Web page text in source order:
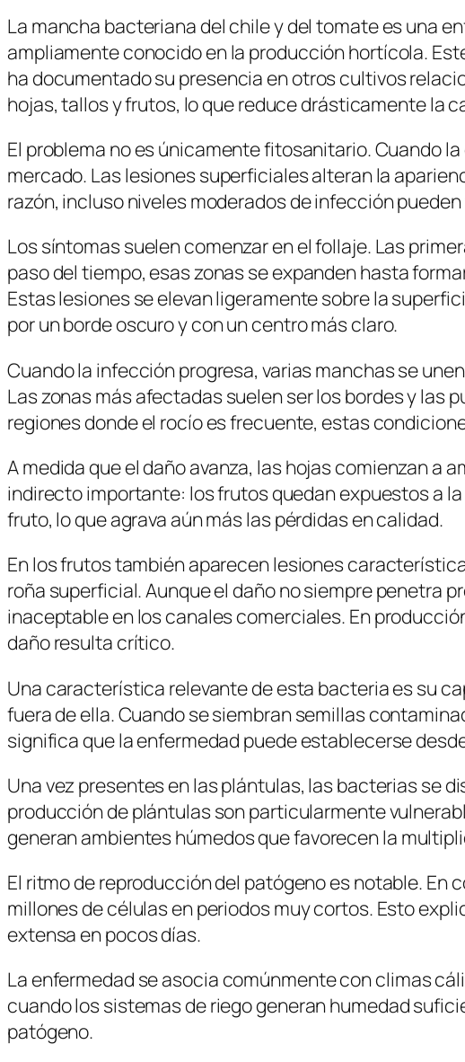
La mancha bacteriana del chile y del tomate es una
ampliamente conocido en la producción hortícola.
ha documentado su presencia en otros cultivos
hojas, tallos y frutos, lo que reduce drásticamente la
El problema no es únicamente fitosanitario. Cuando
mercado. Las lesiones superficiales alteran la
razón, incluso niveles moderados de infección
Los síntomas suelen comenzar en el follaje. Las
paso del tiempo, esas zonas se expanden hasta
Estas lesiones se elevan ligeramente sobre la
por un borde oscuro y con un centro más claro.
Cuando la infección progresa, varias manchas se
Las zonas más afectadas suelen ser los bordes y las
regiones donde el rocío es frecuente, estas
A medida que el daño avanza, las hojas comienzan a
indirecto importante: los frutos quedan expuestos a
fruto, lo que agrava aún más las pérdidas en calidad.
En los frutos también aparecen lesiones
roña superficial. Aunque el daño no siempre penetra
inaceptable en los canales comerciales. En
daño resulta crítico.
Una característica relevante de esta bacteria es su
fuera de ella. Cuando se siembran semillas
significa que la enfermedad puede establecerse
Una vez presentes en las plántulas, las bacterias se
producción de plántulas son particularmente
generan ambientes húmedos que favorecen la
El ritmo de reproducción del patógeno es notable.
millones de células en periodos muy cortos. Esto
extensa en pocos días.
La enfermedad se asocia comúnmente con climas
cuando los sistemas de riego generan humedad
patógeno.